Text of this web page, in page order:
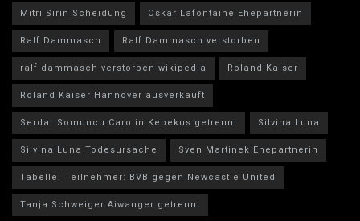
Mitri Sirin Scheidung
Oskar Lafontaine Ehepartnerin
Ralf Dammasch
Ralf Dammasch verstorben
ralf dammasch verstorben wikipedia
Roland Kaiser
Roland Kaiser Hannover ausverkauft
Serdar Somuncu Carolin Kebekus getrennt
Silvina Luna
Silvina Luna Todesursache
Sven Martinek Ehepartnerin
Tabelle: Teilnehmer: BVB gegen Newcastle United
Tanja Schweiger Aiwanger getrennt